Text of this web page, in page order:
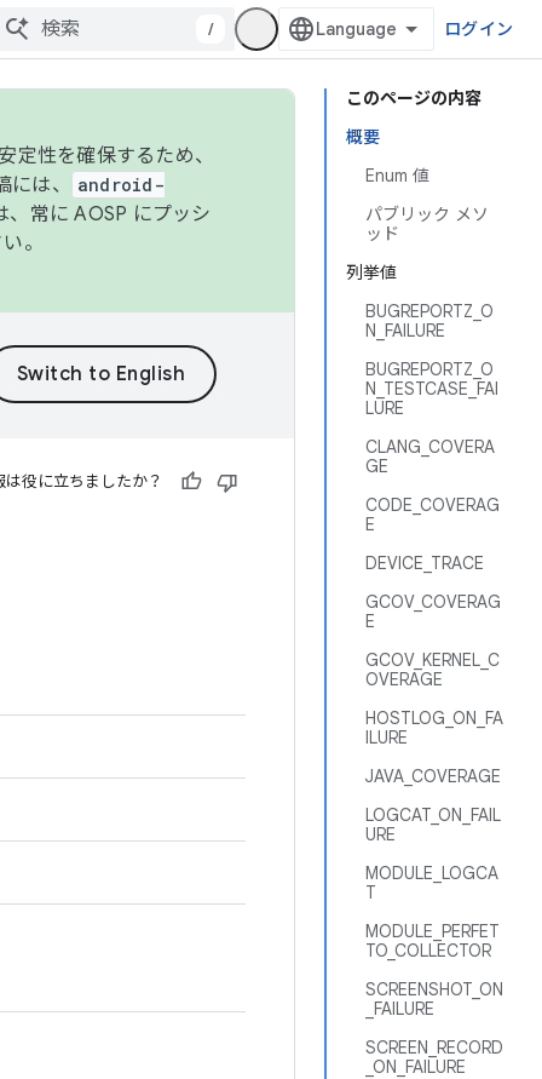
/ ログイン
このページの内容
概要
Enum 値
パブリック メソ
ッド
列挙値
BUGREPORTZ_O
N_FAILURE
BUGREPORTZ_O
N_TESTCASE_FAI
LURE
CLANG_COVERA
GE
CODE_COVERAG
E
DEVICE_TRACE
GCOV_COVERAG
E
GCOV_KERNEL_C
OVERAGE
HOSTLOG_ON_FA
ILURE
JAVA_COVERAGE
LOGCAT_ON_FAIL
URE
MODULE_LOGCA
T
MODULE_PERFET
TO_COLLECTOR
SCREENSHOT_ON
_FAILURE
SCREEN_RECORD
_ON_FAILURE
性を確保するため、
は、
android-
常に AOSP にプッシ
。
は役に立ちましたか？